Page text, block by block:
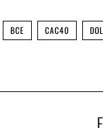
BCE CAC40